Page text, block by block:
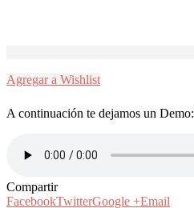
Agregar a Wishlist
A continuación te dejamos un Demo:
Compartir
FacebookTwitterGoogle +Email